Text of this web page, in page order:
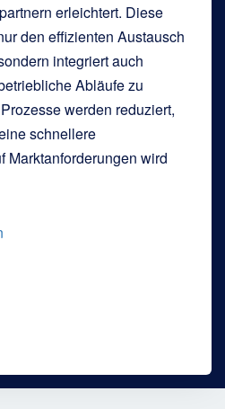
erleichtert. Diese
den effizienten Austausch
integriert auch
Abläufe zu
werden reduziert,
schnellere
Marktanforderungen wird